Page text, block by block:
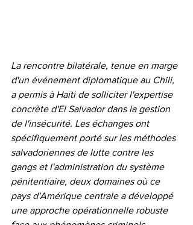
La rencontre bilatérale, tenue en marge
d'un événement diplomatique au Chili,
a permis à Haïti de solliciter l'expertise
concrète d'El Salvador dans la gestion
de l'insécurité. Les échanges ont
spécifiquement porté sur les méthodes
salvadoriennes de lutte contre les
gangs et l'administration du système
pénitentiaire, deux domaines où ce
pays d'Amérique centrale a développé
une approche opérationnelle robuste